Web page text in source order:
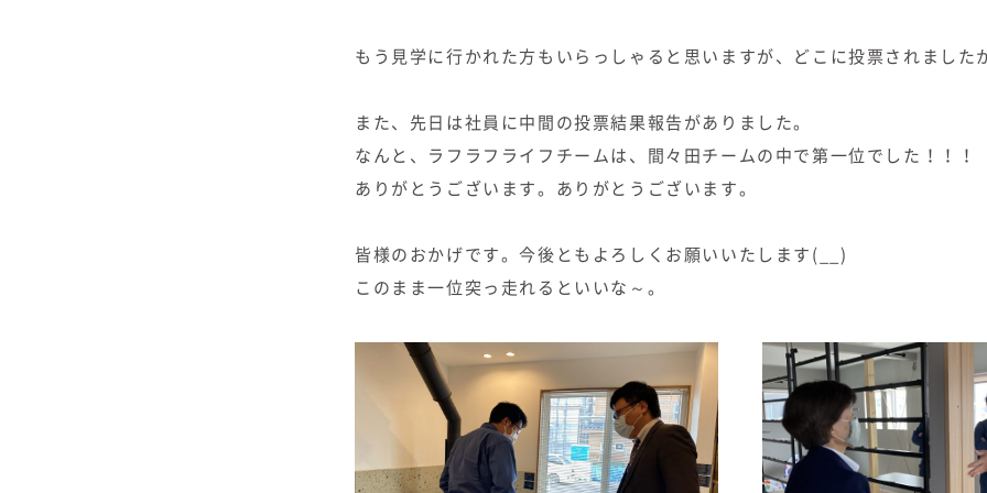
もう見学に行かれた方もいらっしゃると思いますが、どこに投票されました
また、先日は社員に中間の投票結果報告がありました。
なんと、ラフラフライフチームは、間々田チームの中で第一位でした！！！
ありがとうございます。ありがとうございます。
皆様のおかげです。今後ともよろしくお願いいたします(__)
このまま一位突っ走れるといいな～。